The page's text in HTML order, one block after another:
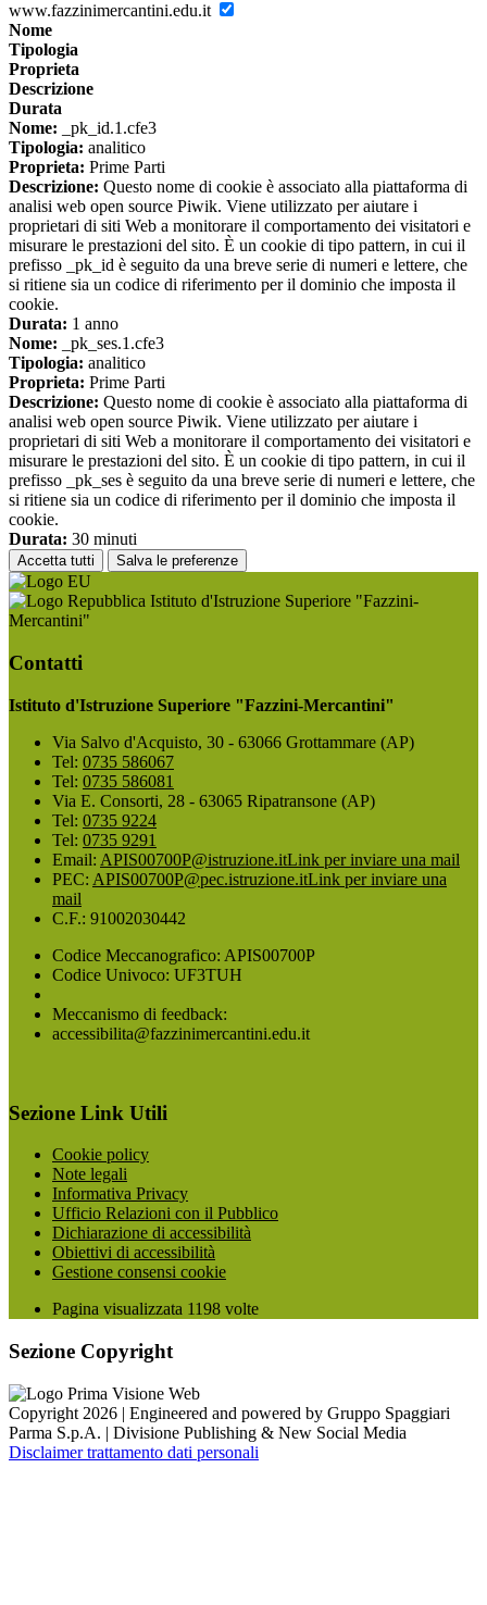
www.fazzinimercantini.edu.it
Nome
Tipologia
Proprieta
Descrizione
Durata
Nome: _pk_id.1.cfe3
Tipologia: analitico
Proprieta: Prime Parti
Descrizione: Questo nome di cookie è associato alla piattaforma di
analisi web open source Piwik. Viene utilizzato per aiutare i
proprietari di siti Web a monitorare il comportamento dei visitatori e
misurare le prestazioni del sito. È un cookie di tipo pattern, in cui il
prefisso _pk_id è seguito da una breve serie di numeri e lettere, che
si ritiene sia un codice di riferimento per il dominio che imposta il
cookie.
Durata: 1 anno
Nome: _pk_ses.1.cfe3
Tipologia: analitico
Proprieta: Prime Parti
Descrizione: Questo nome di cookie è associato alla piattaforma di
analisi web open source Piwik. Viene utilizzato per aiutare i
proprietari di siti Web a monitorare il comportamento dei visitatori e
misurare le prestazioni del sito. È un cookie di tipo pattern, in cui il
prefisso _pk_ses è seguito da una breve serie di numeri e lettere, che
si ritiene sia un codice di riferimento per il dominio che imposta il
cookie.
Durata: 30 minuti
Accetta tutti Salva le preferenze
Istituto d'Istruzione Superiore "Fazzini-
Mercantini"
Contatti
Istituto d'Istruzione Superiore "Fazzini-Mercantini"
Via Salvo d'Acquisto, 30 - 63066 Grottammare (AP)
Tel: 0735 586067
Tel: 0735 586081
Via E. Consorti, 28 - 63065 Ripatransone (AP)
Tel: 0735 9224
Tel: 0735 9291
Email: APIS00700P@istruzione.itLink per inviare una mail
PEC: APIS00700P@pec.istruzione.itLink per inviare una
mail
C.F.: 91002030442
Codice Meccanografico: APIS00700P
Codice Univoco: UF3TUH
Meccanismo di feedback:
accessibilita@fazzinimercantini.edu.it
Sezione Link Utili
Cookie policy
Note legali
Informativa Privacy
Ufficio Relazioni con il Pubblico
Dichiarazione di accessibilità
Obiettivi di accessibilità
Gestione consensi cookie
Pagina visualizzata 1198 volte
Sezione Copyright
Copyright 2026 | Engineered and powered by Gruppo Spaggiari
Parma S.p.A. | Divisione Publishing & New Social Media
Disclaimer trattamento dati personali